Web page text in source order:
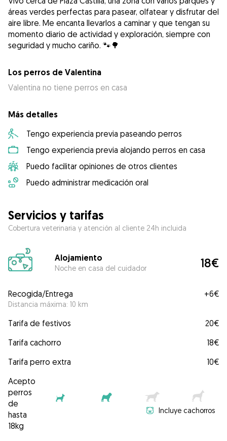
áreas verdes perfectas para pasear, olfatear y disfrutar del
aire libre. Me encanta llevarlos a caminar y que tengan su
momento diario de actividad y exploración, siempre con
seguridad y mucho cariño. 🐾🌳
Los perros de Valentina
Valentina no tiene perros en casa
Más detalles
Tengo experiencia previa paseando perros
Tengo experiencia previa alojando perros en casa
Puedo facilitar opiniones de otros clientes
Puedo administrar medicación oral
Servicios y tarifas
Cobertura veterinaria y atención al cliente 24h incluida
Alojamiento
Noche en casa del cuidador 18€
Recogida/Entrega
Distancia máxima: 10 km
+6€
Tarifa de festivos
20€
Tarifa cachorro
18€
Tarifa perro extra
10€
Acepto
perros
de
hasta
18kg
Incluye cachorros